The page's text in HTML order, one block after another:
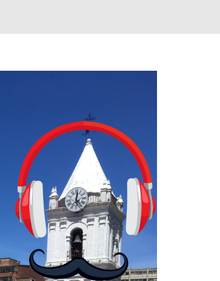
primero en inglés. Los usuarios aprenderán desde lo más
y ayudas visuales. ¿Será posible que una app que antes